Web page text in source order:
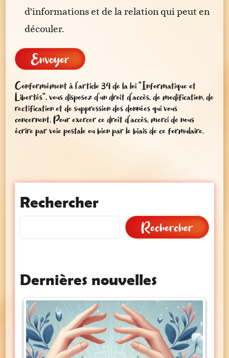
d'informations et de la relation qui peut en
découler.
Conformément à l’article 34 de la loi “Informatique et
Libertés”, vous disposez d’un droit d’accès, de modification, de
rectification et de suppression des données qui vous
concernent. Pour exercer ce droit d’accès, merci de nous
écrire par voie postale ou bien par le biais de ce formulaire.
Rechercher
Rechercher
Dernières nouvelles